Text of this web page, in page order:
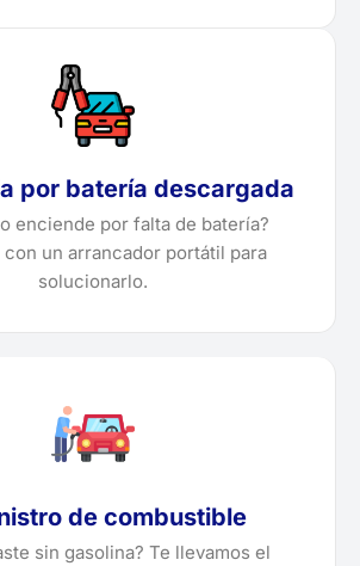
por batería descargada
enciende por falta de batería?
con un arrancador portátil para
solucionarlo.
de combustible
sin gasolina? Te llevamos el